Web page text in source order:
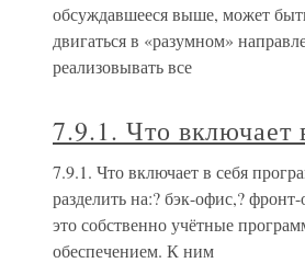
обсуждавшееся выше, может
двигаться в «разумном»
реализовывать все
7.9.1. Что включает
7.9.1. Что включает в себя
разделить на:? бэк-офис,?
это собственно учётные
обеспечением. К ним